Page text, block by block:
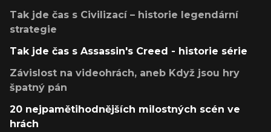
Tak jde čas s Civilizací – historie legendární
strategie
Tak jde čas s Assassin's Creed - historie série
Závislost na videohrách, aneb Když jsou hry
špatný pán
20 nejpamětihodnějších milostných scén ve
hrách